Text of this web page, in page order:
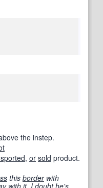
the instep.
, or sold product.
this borderwith
withit. I doubt he's